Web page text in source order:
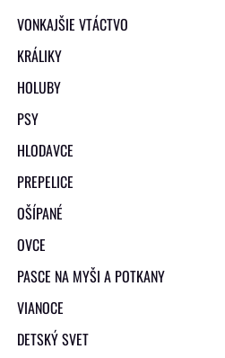
VONKAJŠIE VTÁCTVO
KRÁLIKY
HOLUBY
PSY
HLODAVCE
PREPELICE
OŠÍPANÉ
OVCE
PASCE NA MYŠI A POTKANY
VIANOCE
DETSKÝ SVET